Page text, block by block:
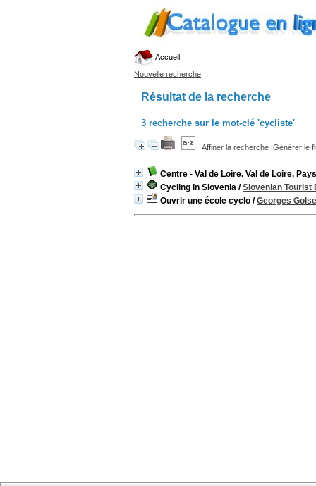
Accueil
Nouvelle recherche
Résultat de la recherche
3 recherche sur le mot-clé 'cycliste'
Affiner la recherche Générer le
Centre - Val de Loire. Val de Loire,
Cycling in Slovenia /Slovenian Tourist
Ouvrir une école cyclo /Georges Golse